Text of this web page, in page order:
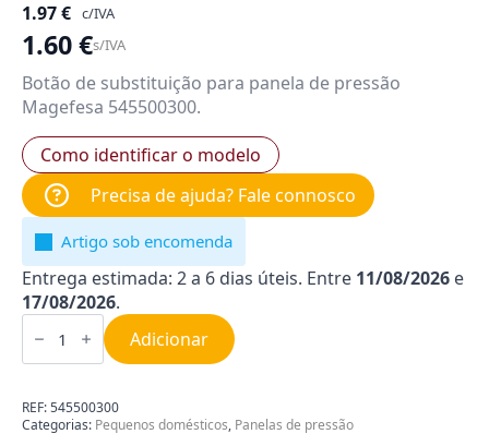
1.97€ c/IVA
1.60€s/IVA
Botão de substituição para panela de pressão
Magefesa 545500300.
Como identificar o modelo
Precisa de ajuda? Fale connosco
Artigo sob encomenda
Entrega estimada: 2 a 6 dias úteis. Entre 11/08/2026 e
17/08/2026.
Quantidade
de
Panela
Magefesa
545500300
Adicionar
REF:545500300
Categorias: Pequenos domésticos, Panelas de pressão